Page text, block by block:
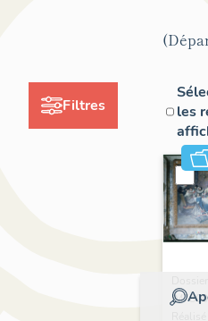
Filtres
les